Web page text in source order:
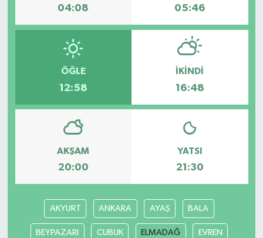
04:08 05:46
ÖĞLE
12:58
İKINDI
16:48
AKŞAM
20:00
YATSI
21:30
AKYURT ANKARA AYAŞ BALA
BEYPAZARI CUBUK ELMADAĞ EVREN